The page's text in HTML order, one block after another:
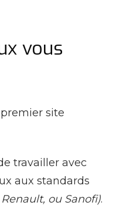
vous
site
travailler avec
aux standards
ou Sanofi).